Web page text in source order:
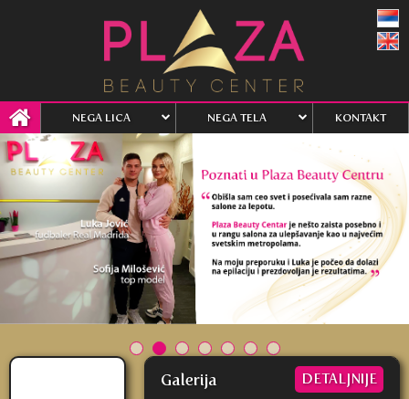
NEGA LICA NEGA TELA KONTAKT
Galerija DETALJNIJE